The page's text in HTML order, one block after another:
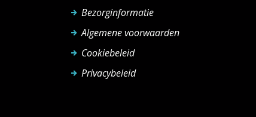
Bezorginformatie
Algemene voorwaarden
Cookiebeleid
Privacybeleid